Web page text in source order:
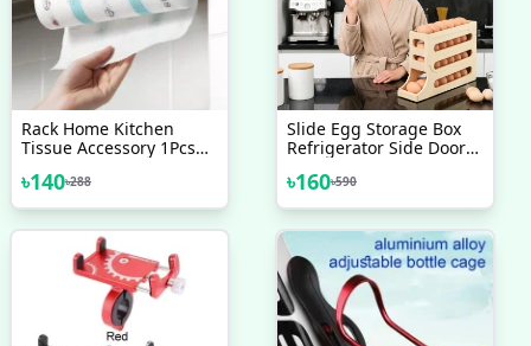
Rack Home Kitchen
Tissue Accessory 1Pcs
Rack Hanging Shelf
Bathroom Storage Toilet
৳140৳288
Slide Egg Storage Box
Refrigerator Side Door
Scrolling Egg Holder
Tray 4 Layer Rolling Egg
৳160৳590